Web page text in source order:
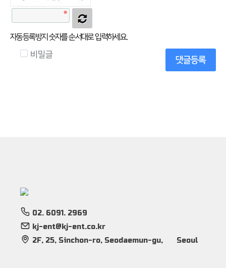
자동등록방지 숫자를 순서대로 입력하세요.
비밀글 댓글등록
02. 6091. 2969
kj-ent@kj-ent.co.kr
2F, 25, Sinchon-ro, Seodaemun-gu,
Seoul